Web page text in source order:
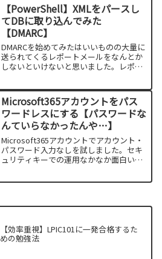
【PowerShell】XMLをパースし
てDBに取り込んでみた
【DMARC】
DMARCを始めてみたはいいものの大量に
送られてくるレポートメールをなんとか
しないといけないと思いました。レポー
開発いたしました。DBに取り込めればあ
とはなんとかな...
Microsoft365アカウントをパス
ワードレスにする【パスワードな
んていらなかったんや…】
Microsoft365アカウントでアカウント・
パスワード入力なしを試しました。セキ
ュリティキーでの運用なかなか面白いで
【効率重視】LPIC101に一発合格するた
めの勉強法